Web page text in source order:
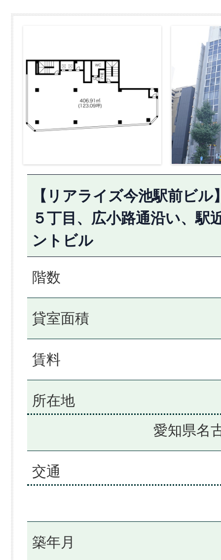
【リアライズ今池駅前ビ
５丁目、広小路通沿い、駅
ントビル
階数
貸室面積
賃料
所在地
愛知県名
交通
築年月